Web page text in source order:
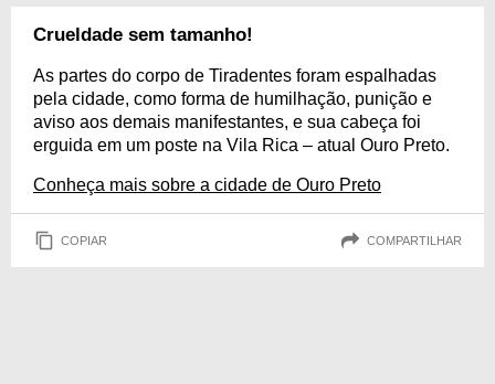
Crueldade sem tamanho!
As partes do corpo de Tiradentes foram espalhadas
pela cidade, como forma de humilhação, punição e
aviso aos demais manifestantes, e sua cabeça foi
erguida em um poste na Vila Rica – atual Ouro Preto.
Conheça mais sobre a cidade de Ouro Preto
COPIAR COMPARTILHAR